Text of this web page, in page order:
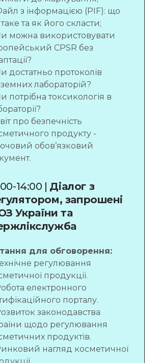
з інформацією (PIF): що
та як його скласти;
можна використовувати
CPSR без
достатньо протоколів
лабораторій?
потрібна токсикологія в
про безпечність
продукту -
обов’язковий
14:00 | Діалог з
запрошені
України та
для обговорення:
регулювання
продукції.
електронного
порталу.
законодавства
щодо регулювання
продуктів.
нагляд косметичної